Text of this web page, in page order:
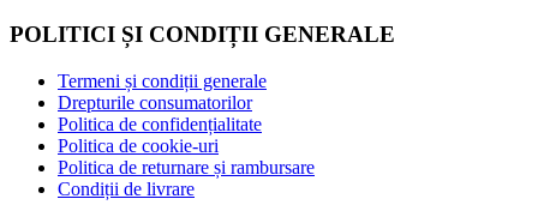
POLITICI ȘI CONDIȚII GENERALE
Termeni și condiții generale
Drepturile consumatorilor
Politica de confidențialitate
Politica de cookie-uri
Politica de returnare și rambursare
Condiții de livrare